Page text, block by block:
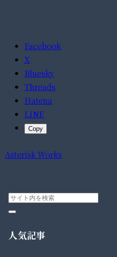
Facebook
X
Bluesky
Threads
Hatena
LINE
Copy
Asterisk Works
人気記事